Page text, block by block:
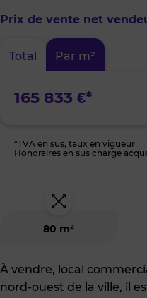
à
Quartier
Patton
de
France
Prix de vente net
Total Par m²
165 833 €*
*TVA en sus, taux en vigueur
Honoraires en sus charge
80 m²
À vendre, local
nord-ouest de la ville, il